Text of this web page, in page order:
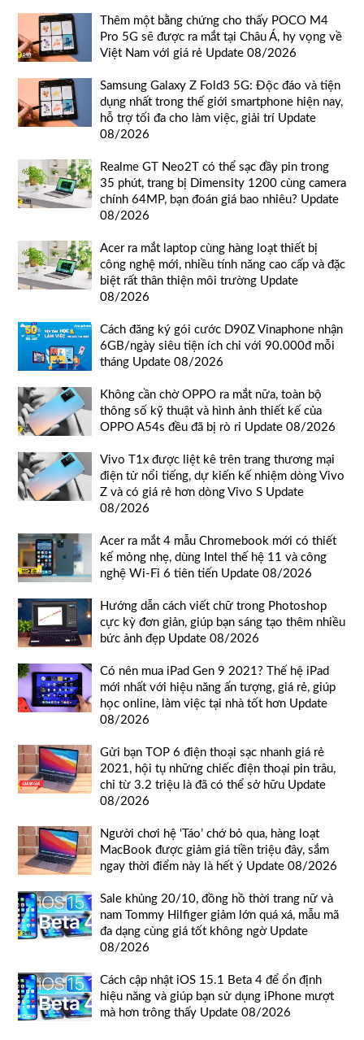
Thêm một bằng chứng cho thấy POCO M4
Pro 5G sẽ được ra mắt tại Châu Á, hy vọng về
Việt Nam với giá rẻ Update 08/2026
Samsung Galaxy Z Fold3 5G: Độc đáo và tiện
dụng nhất trong thế giới smartphone hiện nay,
hỗ trợ tối đa cho làm việc, giải trí Update
08/2026
Realme GT Neo2T có thể sạc đầy pin trong
35 phút, trang bị Dimensity 1200 cùng camera
chính 64MP, bạn đoán giá bao nhiêu? Update
08/2026
Acer ra mắt laptop cùng hàng loạt thiết bị
công nghệ mới, nhiều tính năng cao cấp và đặc
biệt rất thân thiện môi trường Update
08/2026
Cách đăng ký gói cước D90Z Vinaphone nhận
6GB/ngày siêu tiện ích chỉ với 90.000đ mỗi
tháng Update 08/2026
Không cần chờ OPPO ra mắt nữa, toàn bộ
thông số kỹ thuật và hình ảnh thiết kế của
OPPO A54s đều đã bị rò rỉ Update 08/2026
Vivo T1x được liệt kê trên trang thương mại
điện tử nổi tiếng, dự kiến kế nhiệm dòng Vivo
Z và có giá rẻ hơn dòng Vivo S Update
08/2026
Acer ra mắt 4 mẫu Chromebook mới có thiết
kế mỏng nhẹ, dùng Intel thế hệ 11 và công
nghệ Wi-Fi 6 tiên tiến Update 08/2026
Hướng dẫn cách viết chữ trong Photoshop
cực kỳ đơn giản, giúp bạn sáng tạo thêm nhiều
bức ảnh đẹp Update 08/2026
Có nên mua iPad Gen 9 2021? Thế hệ iPad
mới nhất với hiệu năng ấn tượng, giá rẻ, giúp
học online, làm việc tại nhà tốt hơn Update
08/2026
Gửi bạn TOP 6 điện thoại sạc nhanh giá rẻ
2021, hội tụ những chiếc điện thoại pin trâu,
chỉ từ 3.2 triệu là đã có thể sở hữu Update
08/2026
Người chơi hệ ‘Táo’ chớ bỏ qua, hàng loạt
MacBook được giảm giá tiền triệu đây, sắm
ngay thời điểm này là hết ý Update 08/2026
Sale khủng 20/10, đồng hồ thời trang nữ và
nam Tommy Hilfiger giảm lớn quá xá, mẫu mã
đa dạng cùng giá tốt không ngờ Update
08/2026
Cách cập nhật iOS 15.1 Beta 4 để ổn định
hiệu năng và giúp bạn sử dụng iPhone mượt
mà hơn trông thấy Update 08/2026